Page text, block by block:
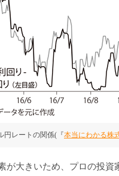
円レートの関係(『本当にわかる株
が大きいため、プロの投資